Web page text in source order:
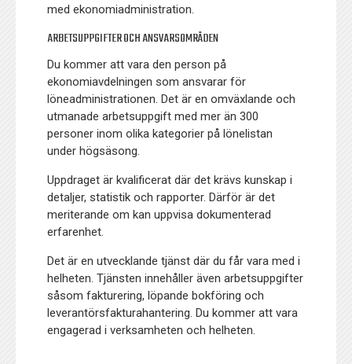
med ekonomiadministration.
ARBETSUPPGIFTER OCH ANSVARSOMRÅDEN
Du kommer att vara den person på
ekonomiavdelningen som ansvarar för
löneadministrationen. Det är en omväxlande och
utmanade arbetsuppgift med mer än 300
personer inom olika kategorier på lönelistan
under högsäsong.
Uppdraget är kvalificerat där det krävs kunskap i
detaljer, statistik och rapporter. Därför är det
meriterande om kan uppvisa dokumenterad
erfarenhet.
Det är en utvecklande tjänst där du får vara med i
helheten. Tjänsten innehåller även arbetsuppgifter
såsom fakturering, löpande bokföring och
leverantörsfakturahantering. Du kommer att vara
engagerad i verksamheten och helheten.